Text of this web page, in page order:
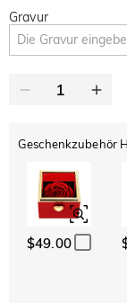
Gravur
Geschenkzubehör
$49.00